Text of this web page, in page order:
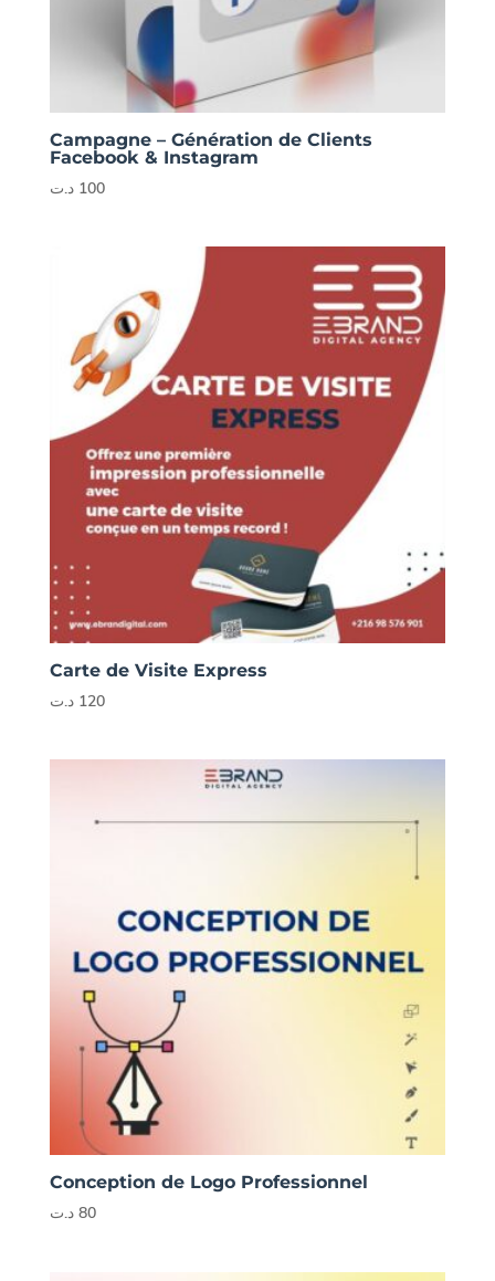
Campagne – Génération de Clients
Facebook & Instagram
100 د.ت
Carte de Visite Express
120 د.ت
Conception de Logo Professionnel
80 د.ت